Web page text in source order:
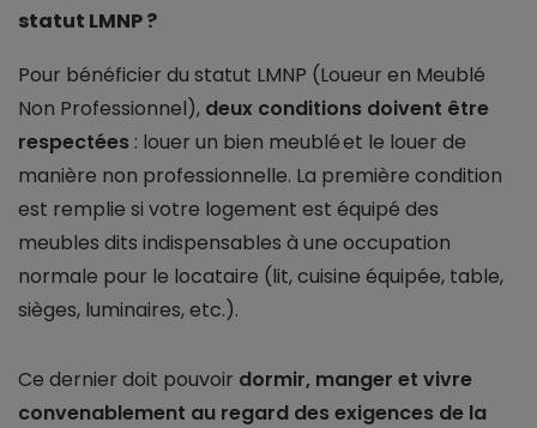
statut LMNP ?
Pour bénéficier du statut LMNP (Loueur en Meublé
Non Professionnel), deux conditions doivent être
respectées : louer un bien meublé et le louer de
manière non professionnelle. La première condition
est remplie si votre logement est équipé des
meubles dits indispensables à une occupation
normale pour le locataire (lit, cuisine équipée, table,
sièges, luminaires, etc.).
Ce dernier doit pouvoir dormir, manger et vivre
convenablement au regard des exigences de la